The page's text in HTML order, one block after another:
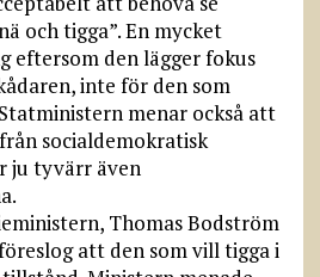
och tigga”. En mycket
eftersom den lägger fokus
inte för den som
menar också att
socialdemokratisk
ju tyvärr även
Thomas Bodström
att den som vill tigga i